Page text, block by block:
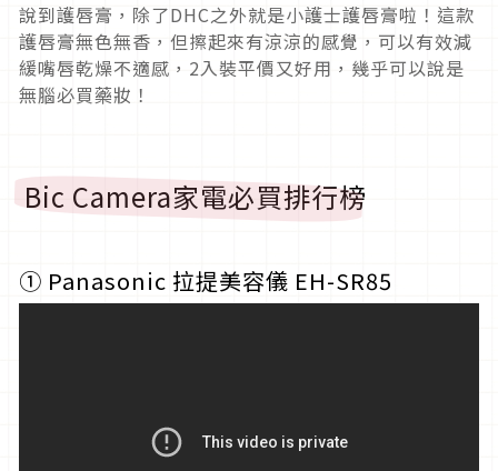
說到護唇膏，除了DHC之外就是小護士護唇膏啦！這款
護唇膏無色無香，但擦起來有涼涼的感覺，可以有效減
緩嘴唇乾燥不適感，2入裝平價又好用，幾乎可以說是
無腦必買藥妝！
Bic Camera家電必買排行榜
① Panasonic 拉提美容儀 EH-SR85